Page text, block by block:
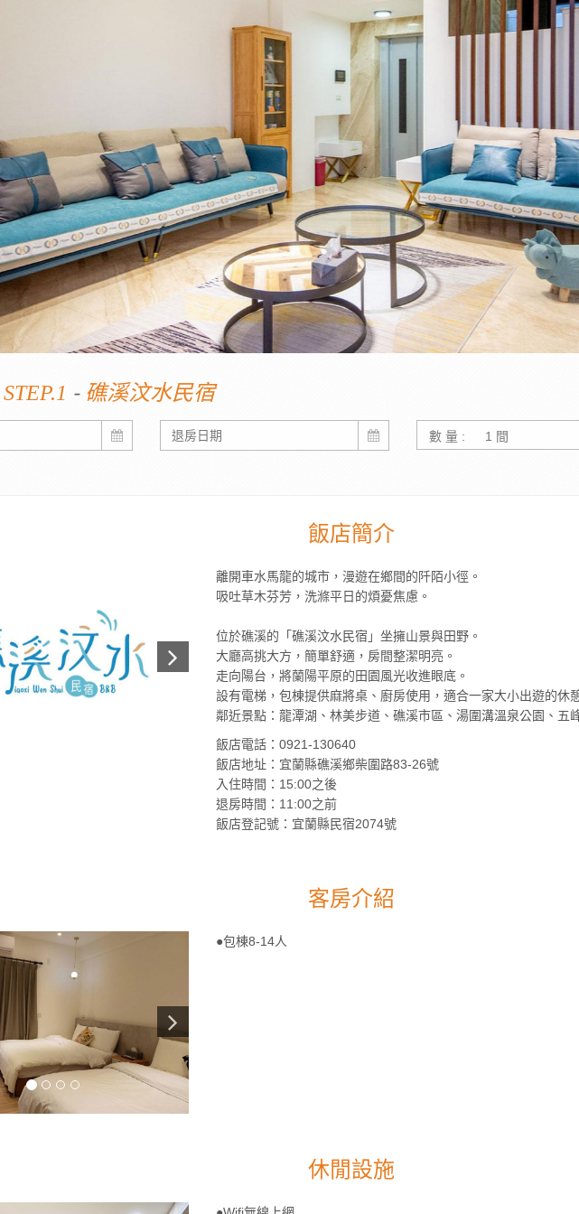
STEP.1 - 礁溪汶水民宿
數 量 :
飯店簡介
離開車水馬龍的城市，漫遊在鄉間的阡陌小徑。
吸吐草木芬芳，洗滌平日的煩憂焦慮。
位於礁溪的「礁溪汶水民宿」坐擁山景與田野。
大廳高挑大方，簡單舒適，房間整潔明亮。
走向陽台，將蘭陽平原的田園風光收進眼底。
設有電梯，包棟提供麻將桌、廚房使用，適合一家大小出遊的休
鄰近景點：龍潭湖、林美步道、礁溪市區、湯圍溝溫泉公園、五
飯店電話：0921-130640
飯店地址：宜蘭縣礁溪鄉柴圍路83-26號
入住時間：15:00之後
退房時間：11:00之前
飯店登記號：宜蘭縣民宿2074號
客房介紹
●包棟8-14人
休閒設施